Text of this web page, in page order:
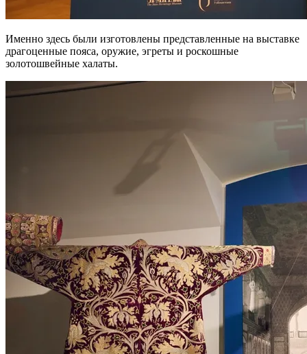
Именно здесь были изготовлены представленные на выставке
драгоценные пояса, оружие, эгреты и роскошные
золотошвейные халаты.